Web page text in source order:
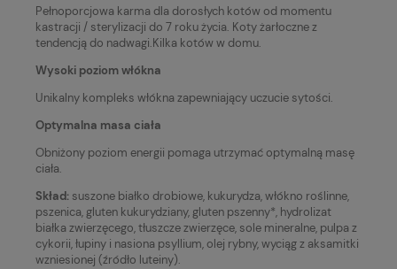
Pełnoporcjowa karma dla dorosłych kotów od momentu
kastracji / sterylizacji do 7 roku życia. Koty żarłoczne z
tendencją do nadwagi.Kilka kotów w domu.
Wysoki poziom włókna
Unikalny kompleks włókna zapewniający uczucie sytości.
Optymalna masa ciała
Obniżony poziom energii pomaga utrzymać optymalną masę
ciała.
Skład: suszone białko drobiowe, kukurydza, włókno roślinne,
pszenica, gluten kukurydziany, gluten pszenny*, hydrolizat
białka zwierzęcego, tłuszcze zwierzęce, sole mineralne, pulpa z
cykorii, łupiny i nasiona psyllium, olej rybny, wyciąg z aksamitki
wzniesionej (źródło luteiny).